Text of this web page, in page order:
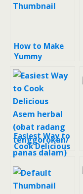
gula_jahe
How to Make
Yummy
Minuman
herbal pereda
maag, masuk
angin, mual,
tenggorokan
Easiest Way to
Cook Delicious
Asem herbal
(obat radang
tenggorokan/p
anas dalam)